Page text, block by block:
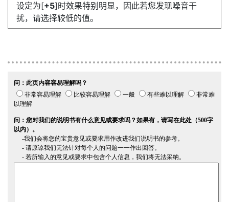
设定为[+5]时效果特别明显，因此若您发现噪音干
扰，请选择较低的值。